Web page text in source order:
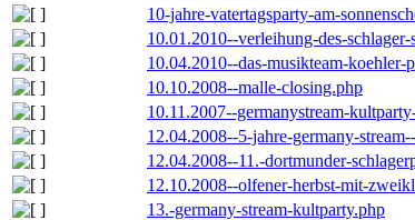
10-jahre-vatertagsparty-am-
10.01.2010--verleihung-des-
10.04.2010--das-musikteam-koehler-
10.10.2008--malle-closing.php
10.11.2007--germanystream-
12.04.2008--5-jahre-germany-
12.04.2008--11.-dortmunder-
12.10.2008--olfener-herbst-mit-
13.-germany-stream-kultparty.php